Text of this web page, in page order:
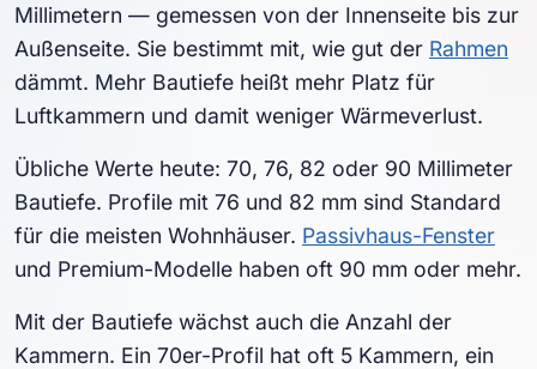
Millimetern — gemessen von der Innenseite bis zur
Außenseite. Sie bestimmt mit, wie gut der Rahmen
dämmt. Mehr Bautiefe heißt mehr Platz für
Luftkammern und damit weniger Wärmeverlust.
Übliche Werte heute: 70, 76, 82 oder 90 Millimeter
Bautiefe. Profile mit 76 und 82 mm sind Standard
für die meisten Wohnhäuser. Passivhaus-Fenster
und Premium-Modelle haben oft 90 mm oder mehr.
Mit der Bautiefe wächst auch die Anzahl der
Kammern. Ein 70er-Profil hat oft 5 Kammern, ein